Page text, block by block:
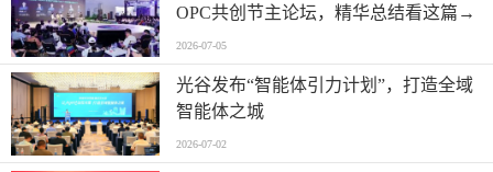
OPC共创节主论坛，精华总结看这篇→
2026-07-05
光谷发布“智能体引力计划”，打造全域
智能体之城
2026-07-02